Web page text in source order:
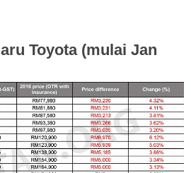
Toyota (mulai Jan